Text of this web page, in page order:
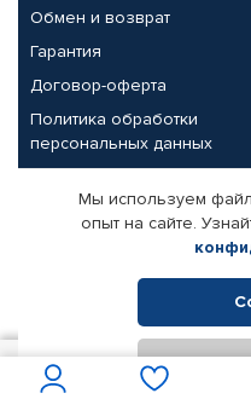
Обмен и возврат
Гарантия
Договор-оферта
Политика обработки
персональных данных
Партнерам
Корпоративным клиентам
Поставщикам
© КАМАЗ ЦЕНТР ДОНЕЦК,
Интернет-магазин
Мы используем
опыт на сайте.